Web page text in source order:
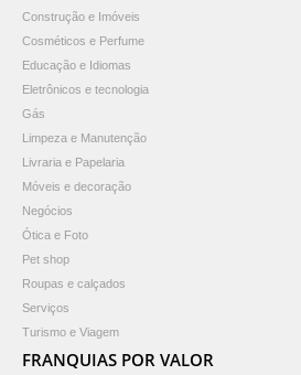
Construção e Imóveis
Cosméticos e Perfume
Educação e Idiomas
Eletrônicos e tecnologia
Gás
Limpeza e Manutenção
Livraria e Papelaria
Móveis e decoração
Negócios
Ótica e Foto
Pet shop
Roupas e calçados
Serviços
Turismo e Viagem
FRANQUIAS POR VALOR